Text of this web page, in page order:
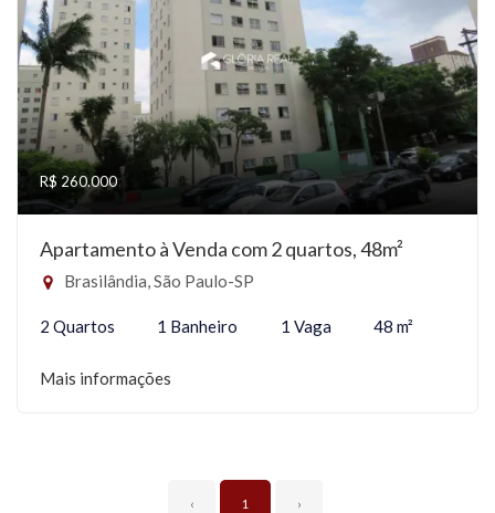
R$ 260.000
Apartamento à Venda com 2 quartos, 48m²
Brasilândia, São Paulo-SP
2 Quartos 1 Banheiro 1 Vaga 48 m²
Mais informações
‹ 1 ›